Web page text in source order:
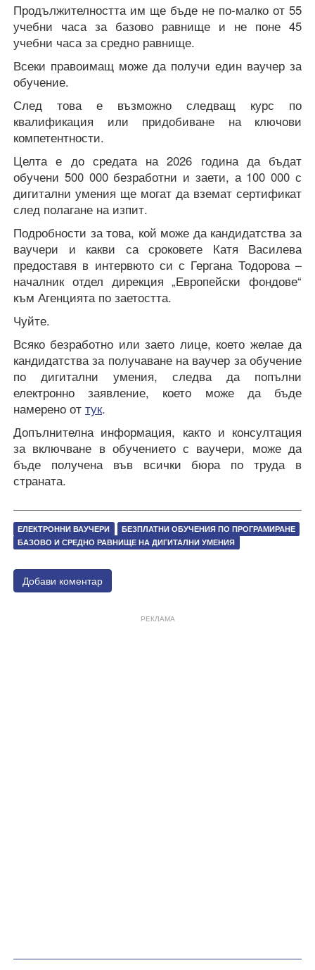
Продължителността им ще бъде не по-малко от 55
учебни часа за базово равнище и не поне 45
учебни часа за средно равнище.
Всеки правоимащ може да получи един ваучер за
обучение.
След това е възможно следващ курс по
квалификация или придобиване на ключови
компетентности.
Целта е до средата на 2026 година да бъдат
обучени 500 000 безработни и заети, а 100 000 с
дигитални умения ще могат да вземат сертификат
след полагане на изпит.
Подробности за това, кой може да кандидатства за
ваучери и какви са сроковете Катя Василева
предоставя в интервюто си с Гергана Тодорова –
началник отдел дирекция „Европейски фондове“
към Агенцията по заетостта.
Чуйте.
Всяко безработно или заето лице, което желае да
кандидатства за получаване на ваучер за обучение
по дигитални умения, следва да попълни
електронно заявление, което може да бъде
намерено от тук.
Допълнителна информация, както и консултация
за включване в обучението с ваучери, може да
бъде получена във всички бюра по труда в
страната.
ЕЛЕКТРОННИ ВАУЧЕРИ
БЕЗПЛАТНИ ОБУЧЕНИЯ ПО ПРОГРАМИРАНЕ
БАЗОВО И СРЕДНО РАВНИЩЕ НА ДИГИТАЛНИ УМЕНИЯ
Добави коментар
РЕКЛАМА